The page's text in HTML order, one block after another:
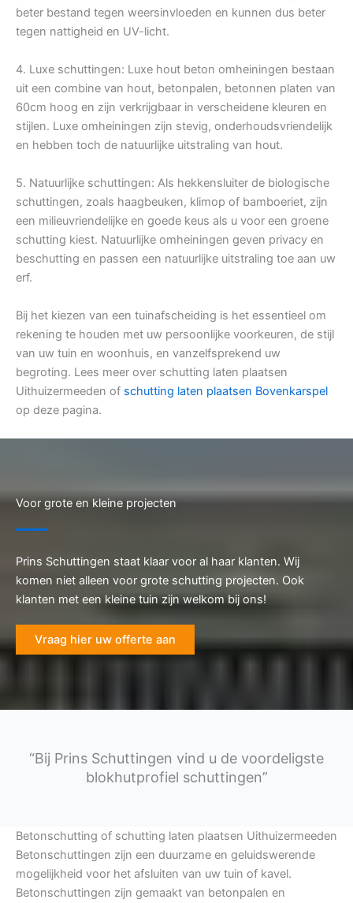
beter bestand tegen weersinvloeden en kunnen dus beter
tegen nattigheid en UV-licht.
4. Luxe schuttingen: Luxe hout beton omheiningen bestaan
uit een combine van hout, betonpalen, betonnen platen van
60cm hoog en zijn verkrijgbaar in verscheidene kleuren en
stijlen. Luxe omheiningen zijn stevig, onderhoudsvriendelijk
en hebben toch de natuurlijke uitstraling van hout.
5. Natuurlijke schuttingen: Als hekkensluiter de biologische
schuttingen, zoals haagbeuken, klimop of bamboeriet, zijn
een milieuvriendelijke en goede keus als u voor een groene
schutting kiest. Natuurlijke omheiningen geven privacy en
beschutting en passen een natuurlijke uitstraling toe aan uw
erf.
Bij het kiezen van een tuinafscheiding is het essentieel om
rekening te houden met uw persoonlijke voorkeuren, de stijl
van uw tuin en woonhuis, en vanzelfsprekend uw
begroting. Lees meer over schutting laten plaatsen
Uithuizermeeden of schutting laten plaatsen Bovenkarspel
op deze pagina.
Voor grote en kleine projecten
Prins Schuttingen staat klaar voor al haar klanten. Wij
komen niet alleen voor grote schutting projecten. Ook
klanten met een kleine tuin zijn welkom bij ons!
Vraag hier uw offerte aan
“Bij Prins Schuttingen vind u de voordeligste
blokhutprofiel schuttingen”
Betonschutting of schutting laten plaatsen Uithuizermeeden
Betonschuttingen zijn een duurzame en geluidswerende
mogelijkheid voor het afsluiten van uw tuin of kavel.
Betonschuttingen zijn gemaakt van betonpalen en